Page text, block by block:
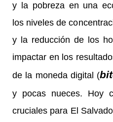
y la pobreza en una
los niveles de
y la reducción de los
impactar en los
de la moneda digital (
y pocas nueces. Hoy
cruciales para El